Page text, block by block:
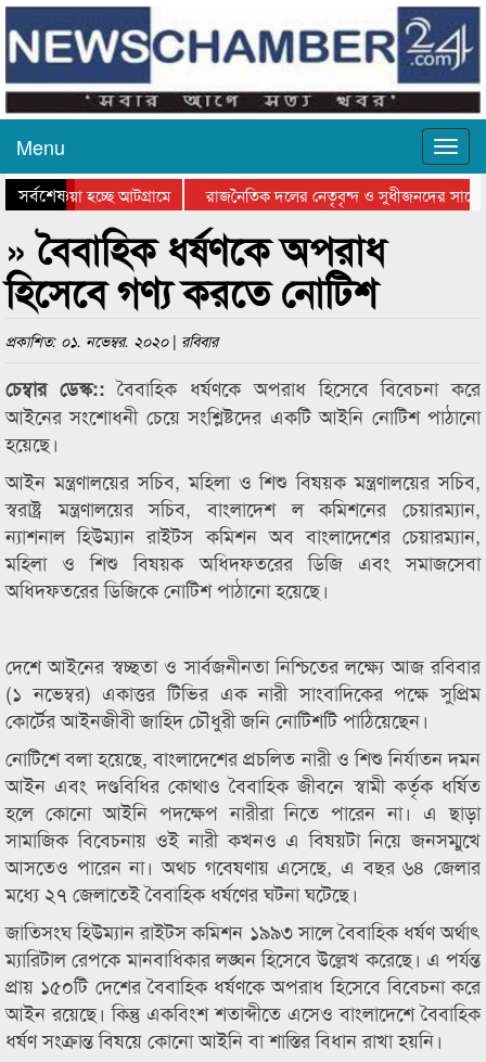
Menu
সর্বশেষ
যাওয়া হচ্ছে আটগ্রামে
রাজনৈতিক দলের নেতৃবৃন্দ ও সুধীজনদের সাথে
পুরস্কার বিতরণ সম্পন্ন
সিলেটে বাংলাদেশ গ্রুপ থিয়েটার
» বৈবাহিক ধর্ষণকে অপরাধ
হিসেবে গণ্য করতে নোটিশ
প্রকাশিত: ০১. নভেম্বর. ২০২০ | রবিবার
চেম্বার ডেস্ক::বৈবাহিক ধর্ষণকে অপরাধ হিসেবে বিবেচনা করে
আইনের সংশোধনী চেয়ে সংশ্লিষ্টদের একটি আইনি নোটিশ পাঠানো
হয়েছে।
আইন মন্ত্রণালয়ের সচিব, মহিলা ও শিশু বিষয়ক মন্ত্রণালয়ের সচিব,
স্বরাষ্ট্র মন্ত্রণালয়ের সচিব, বাংলাদেশ ল কমিশনের চেয়ারম্যান,
ন্যাশনাল হিউম্যান রাইটস কমিশন অব বাংলাদেশের চেয়ারম্যান,
মহিলা ও শিশু বিষয়ক অধিদফতরের ডিজি এবং সমাজসেবা
অধিদফতরের ডিজিকে নোটিশ পাঠানো হয়েছে।
দেশে আইনের স্বচ্ছতা ও সার্বজনীনতা নিশ্চিতের লক্ষ্যে আজ রবিবার
(১ নভেম্বর) একাত্তর টিভির এক নারী সাংবাদিকের পক্ষে সুপ্রিম
কোর্টের আইনজীবী জাহিদ চৌধুরী জনি নোটিশটি পাঠিয়েছেন।
নোটিশে বলা হয়েছে, বাংলাদেশের প্রচলিত নারী ও শিশু নির্যাতন দমন
আইন এবং দণ্ডবিধির কোথাও বৈবাহিক জীবনে স্বামী কর্তৃক ধর্ষিত
হলে কোনো আইনি পদক্ষেপ নারীরা নিতে পারেন না। এ ছাড়া
সামাজিক বিবেচনায় ওই নারী কখনও এ বিষয়টা নিয়ে জনসম্মুখে
আসতেও পারেন না। অথচ গবেষণায় এসেছে, এ বছর ৬৪ জেলার
মধ্যে ২৭ জেলাতেই বৈবাহিক ধর্ষণের ঘটনা ঘটেছে।
জাতিসংঘ হিউম্যান রাইটস কমিশন ১৯৯৩ সালে বৈবাহিক ধর্ষণ অর্থাৎ
ম্যারিটাল রেপকে মানবাধিকার লঙ্ঘন হিসেবে উল্লেখ করেছে। এ পর্যন্ত
প্রায় ১৫০টি দেশের বৈবাহিক ধর্ষণকে অপরাধ হিসেবে বিবেচনা করে
আইন রয়েছে। কিন্তু একবিংশ শতাব্দীতে এসেও বাংলাদেশে বৈবাহিক
ধর্ষণ সংক্রান্ত বিষয়ে কোনো আইনি বা শাস্তির বিধান রাখা হয়নি।